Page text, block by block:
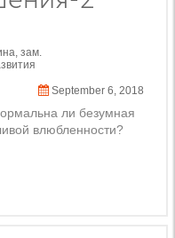
, зам.
September 6, 2018
ли безумная
влюбленности?